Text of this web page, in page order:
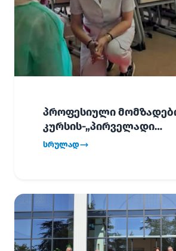
პროფესიული
კურსის-„პირველადი
გადაუდებელი
სრულად